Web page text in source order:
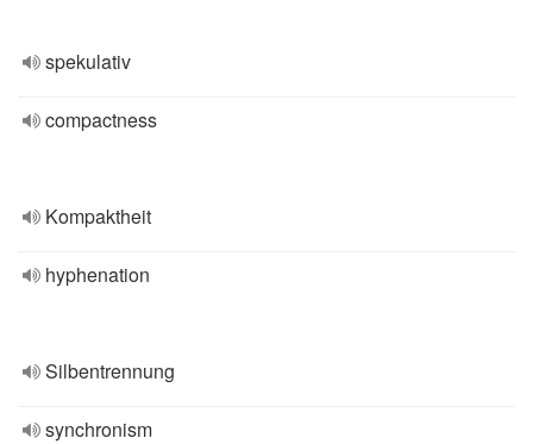
spekulativ
compactness
Kompaktheit
hyphenation
Silbentrennung
synchronism